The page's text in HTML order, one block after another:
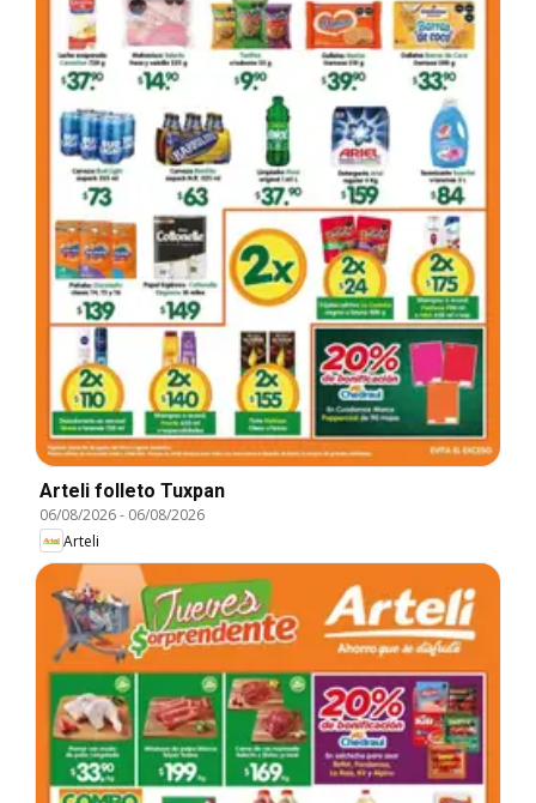
Arteli folleto Tuxpan
06/08/2026- 06/08/2026
Arteli